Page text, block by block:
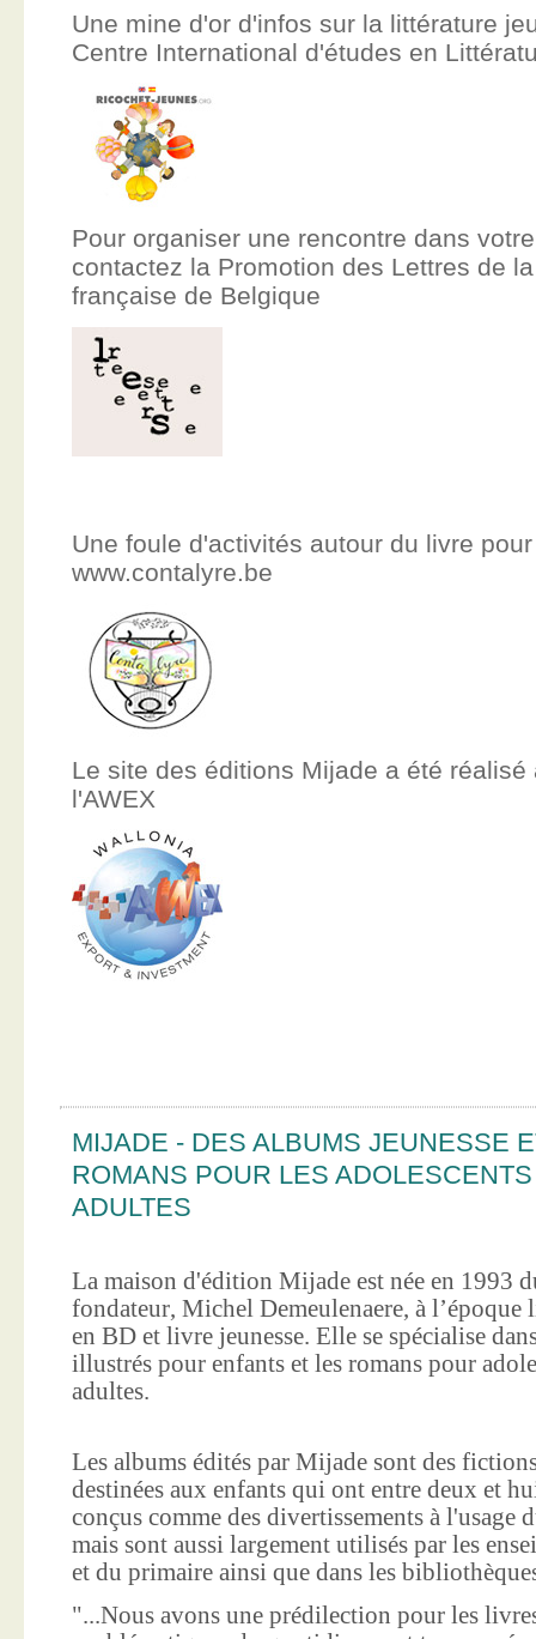
Une mine d'or d'infos sur la littérature
Centre International d'études en
Pour organiser une rencontre dans
contactez la Promotion des Lettres de
française de Belgique
Une foule d'activités autour du livre
www.contalyre.be
Le site des éditions Mijade a été réalisé
l'AWEX
MIJADE - DES ALBUMS JEUNESSE
ROMANS POUR LES
ADULTES
La maison d'édition Mijade est née en 1993
fondateur, Michel Demeulenaere, à l’époque
en BD et livre jeunesse. Elle se spécialise
illustrés pour enfants et les romans pour
adultes.
Les albums édités par Mijade sont des
destinées aux enfants qui ont entre deux et
conçus comme des divertissements à
mais sont aussi largement utilisés par les
et du primaire ainsi que dans les
"...Nous avons une prédilection pour les